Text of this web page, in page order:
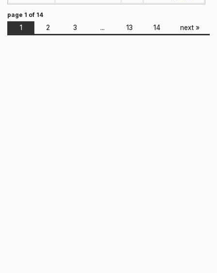
page 1 of 14
1 2 3 ... 13 14 next »